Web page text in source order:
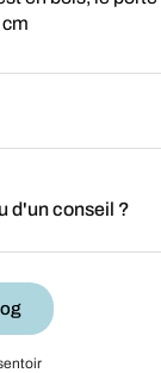
d'un conseil ?